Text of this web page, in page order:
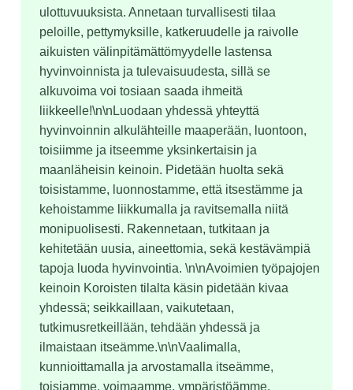
ulottuvuuksista. Annetaan turvallisesti tilaa
peloille, pettymyksille, katkeruudelle ja raivolle
aikuisten välinpitämättömyydelle lastensa
hyvinvoinnista ja tulevaisuudesta, sillä se
alkuvoima voi tosiaan saada ihmeitä
liikkeelle!\n\nLuodaan yhdessä yhteyttä
hyvinvoinnin alkulähteille maaperään, luontoon,
toisiimme ja itseemme yksinkertaisin ja
maanläheisin keinoin. Pidetään huolta sekä
toisistamme, luonnostamme, että itsestämme ja
kehoistamme liikkumalla ja ravitsemalla niitä
monipuolisesti. Rakennetaan, tutkitaan ja
kehitetään uusia, aineettomia, sekä kestävämpiä
tapoja luoda hyvinvointia. \n\nAvoimien työpajojen
keinoin Koroisten tilalta käsin pidetään kivaa
yhdessä; seikkaillaan, vaikutetaan,
tutkimusretkeillään, tehdään yhdessä ja
ilmaistaan itseämme.\n\nVaalimalla,
kunnioittamalla ja arvostamalla itseämme,
toisiamme, voimaamme, ympäristöämme,